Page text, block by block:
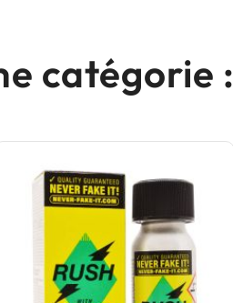
catégorie :